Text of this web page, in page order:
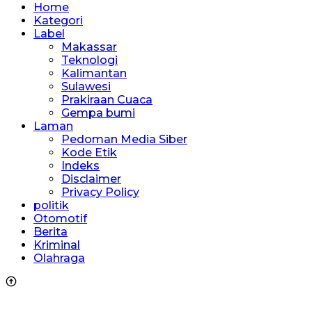
Home
Kategori
Label
Makassar
Teknologi
Kalimantan
Sulawesi
Prakiraan Cuaca
Gempa bumi
Laman
Pedoman Media Siber
Kode Etik
Indeks
Disclaimer
Privacy Policy
politik
Otomotif
Berita
Kriminal
Olahraga